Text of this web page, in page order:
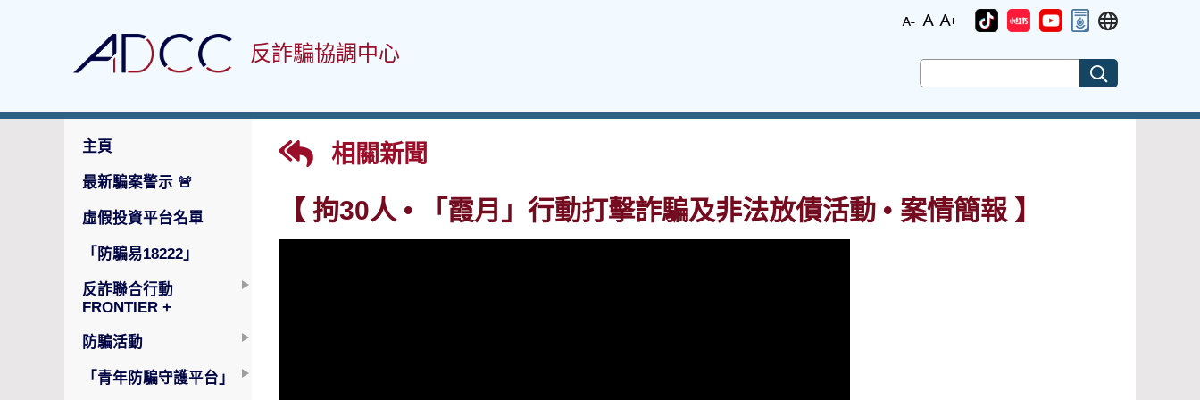
反詐騙協調中心
主頁
最新騙案警示 🚨
虛假投資平台名單
「防騙易18222」
反詐聯合行動
FRONTIER +
防騙活動
「青年防騙守護平台」
相關新聞
【 拘30人 • 「霞月」行動打擊詐騙及非法放債活動 • 案情簡報 】